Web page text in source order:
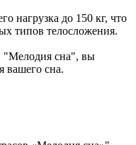
нагрузка до 150 кг, что
типов телосложения.
"Мелодия сна", вы
вашего сна.